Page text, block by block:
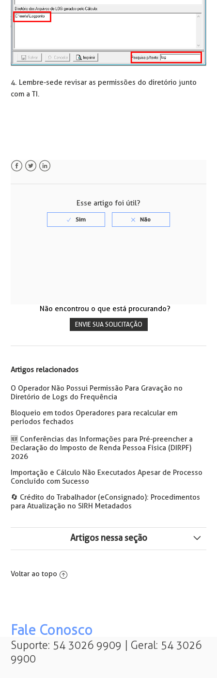
4. Lembre-se de revisar as permissões do diretório junto
com a TI.
Esse artigo foi útil?
Não encontrou o que está procurando?
ENVIE SUA SOLICITAÇÃO
Artigos relacionados
O Operador Não Possui Permissão Para Gravação no
Diretório de Logs do Frequência
Bloqueio em todos Operadores para recalcular em
períodos fechados
🆕 Conferências das Informações para Pré-preencher a
Declaração do Imposto de Renda Pessoa Física (DIRPF)
2026
Importação e Cálculo Não Executados Apesar de Processo
Concluído com Sucesso
🔄️ Crédito do Trabalhador (eConsignado): Procedimentos
para Atualização no SIRH Metadados
Artigos nessa seção
período de Folha Mensal Consolidada (...)
Erro: SolicitaColetaDigitais - Tempo de resposta
excedido. CarregarUsuarios-10000
Os contratos abaixo possuem dias pendentes de
Voltar ao topo
Fale Conosco
Suporte: 54 3026 9909 | Geral: 54 3026
9900